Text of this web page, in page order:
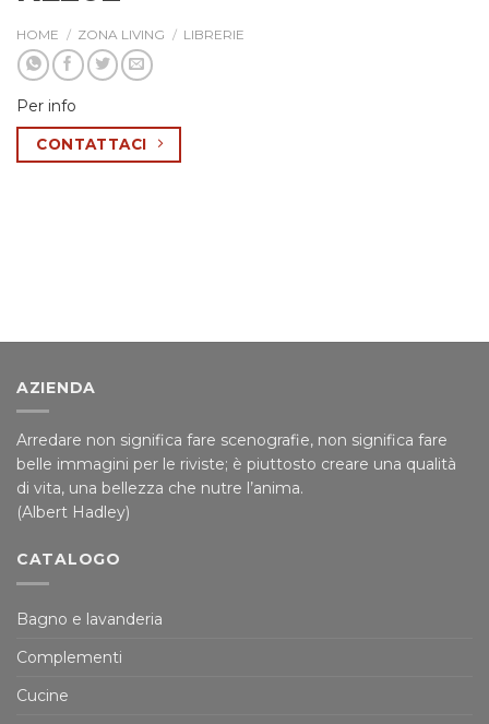
HOME / ZONA LIVING / LIBRERIE
Per info
CONTATTACI
AZIENDA
Arredare non significa fare scenografie, non significa fare
belle immagini per le riviste; è piuttosto creare una qualità
di vita, una bellezza che nutre l’anima.
(Albert Hadley)
CATALOGO
Bagno e lavanderia
Complementi
Cucine